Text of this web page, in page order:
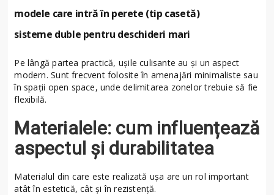
modele care intră în perete (tip casetă)
sisteme duble pentru deschideri mari
Pe lângă partea practică, ușile culisante au și un aspect
modern. Sunt frecvent folosite în amenajări minimaliste sau
în spații open space, unde delimitarea zonelor trebuie să fie
flexibilă.
Materialele: cum influențează
aspectul și durabilitatea
Materialul din care este realizată ușa are un rol important
atât în estetică, cât și în rezistență.